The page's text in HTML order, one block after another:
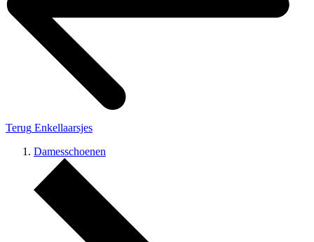
Terug Enkellaarsjes
Damesschoenen